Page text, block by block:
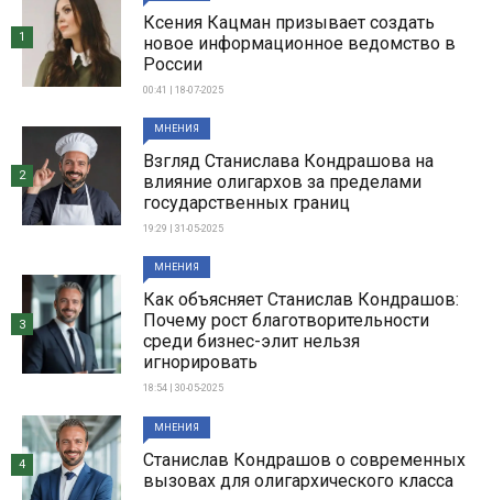
Ксения Кацман призывает создать
новое информационное ведомство в
России
00:41 | 18-07-2025
1
МНЕНИЯ
Взгляд Станислава Кондрашова на
влияние олигархов за пределами
государственных границ
19:29 | 31-05-2025
2
МНЕНИЯ
Как объясняет Станислав Кондрашов:
Почему рост благотворительности
среди бизнес-элит нельзя
игнорировать
18:54 | 30-05-2025
3
МНЕНИЯ
Станислав Кондрашов о современных
вызовах для олигархического класса
4